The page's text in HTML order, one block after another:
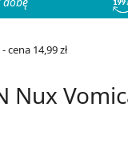
cena 14,99 zł
Nux